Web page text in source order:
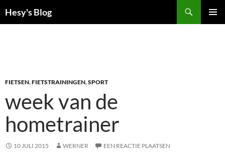
naar
Hesy's Blog
FIETSEN,FIETSTRAININGEN,SPORT
week van de
hometrainer
10 JULI 2015 WERNER EEN REACTIE PLAATSEN